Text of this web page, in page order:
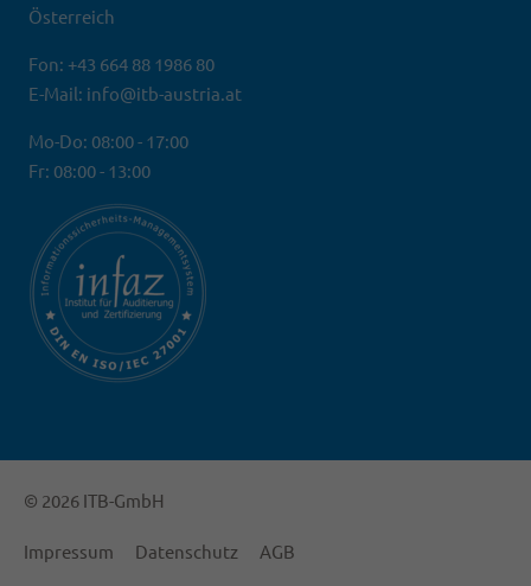
Österreich
Fon: +43 664 88 1986 80
E-Mail: info@itb-austria.at
Mo-Do: 08:00 - 17:00
Fr: 08:00 - 13:00
© 2026 ITB-GmbH
Impressum Datenschutz AGB